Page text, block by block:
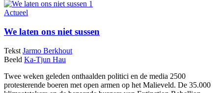
Actueel
We laten ons niet sussen
Tekst Jarmo Berkhout
Beeld Ka-Tjun Hau
Twee weken geleden onthaalden politici en de media 2500
protesterende boeren met open armen op het Malieveld. De 35.000